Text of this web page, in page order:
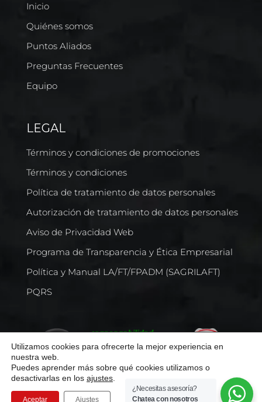
Inicio
Quiénes somos
Puntos Aliados
Preguntas Frecuentes
Equipo
LEGAL
Términos y condiciones de promociones
Términos y condiciones
Política de tratamiento de datos personales
Autorización de tratamiento de datos personales
Aviso de Privacidad Web
Programa de Transparencia y Ética Empresarial
Política y Manual LA/FT/FPADM (SAGRILAFT)
PQRS
Utilizamos cookies para ofrecerte la mejor experiencia en
nuestra web.
Puedes aprender más sobre qué cookies utilizamos o
desactivarlas en los ajustes
Aceptar Ajustes
¿Necesitas asesoría?
Chatea con nosotros